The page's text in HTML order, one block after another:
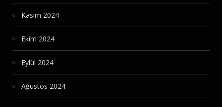
Kasım 2024
Ekim 2024
Eylül 2024
Ağustos 2024